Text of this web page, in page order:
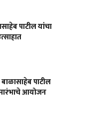
पाटील यांचा
पाटील
आयोजन